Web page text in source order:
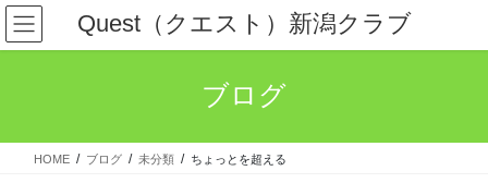
コ
ン
テ
ス
ナ
ビ
ゲ
ン
Quest（クエスト）新潟クラブ
ブログ
HOME ブログ 未分類 ちょっとを超える